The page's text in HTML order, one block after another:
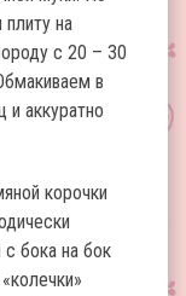
на
с 20 – 30
в
и аккуратно
корочки
с бока на бок